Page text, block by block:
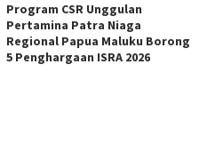
Program CSR Unggulan
Pertamina Patra Niaga
Regional Papua Maluku Borong
5 Penghargaan ISRA 2026